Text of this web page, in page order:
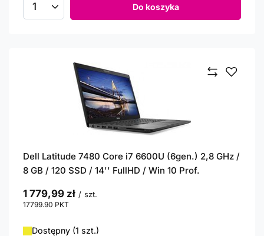
Ilość produktów Do koszyka
Dell Latitude 7480 Core i7 6600U (6gen.) 2,8 GHz /
8 GB / 120 SSD / 14'' FullHD / Win 10 Prof.
1 779,99 zł / szt.
17799.90 PKT
Dostępny (1 szt.)